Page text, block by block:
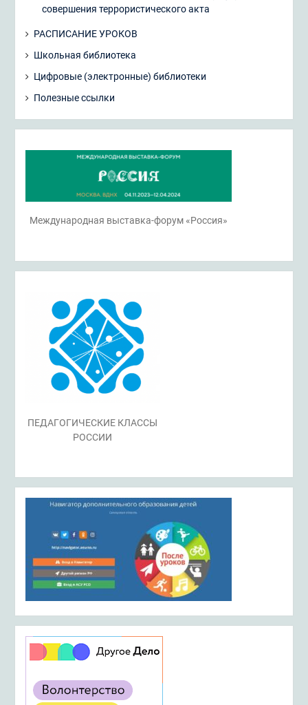
совершения террористического акта
РАСПИСАНИЕ УРОКОВ
Школьная библиотека
Цифровые (электронные) библиотеки
Полезные ссылки
Международная выставка-форум «Россия»
ПЕДАГОГИЧЕСКИЕ КЛАССЫ
РОССИИ